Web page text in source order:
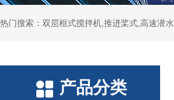
热门搜索：双层框式搅拌机,推进桨式,高速潜
产品分类